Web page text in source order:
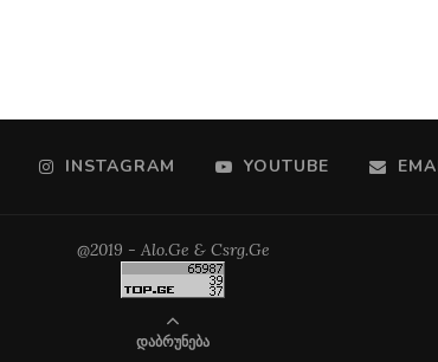
INSTAGRAM YOUTUBE
@2019 - Alo.Ge & Csrg.Ge
ᲓᲐᲑᲠᲣᲜᲔᲑᲐ